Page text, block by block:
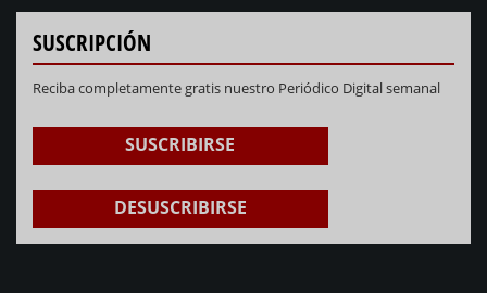
SUSCRIPCIÓN
Reciba completamente gratis nuestro Periódico Digital semanal
SUSCRIBIRSE
DESUSCRIBIRSE